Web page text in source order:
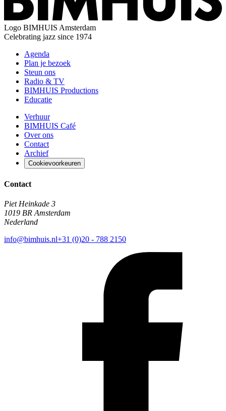
Logo BIMHUIS Amsterdam
Celebrating jazz since 1974
Agenda
Plan je bezoek
Steun ons
Radio & TV
BIMHUIS Productions
Educatie
Verhuur
BIMHUIS Café
Over ons
Contact
Archief
Cookievoorkeuren
Contact
Piet Heinkade 3
1019 BR Amsterdam
Nederland
info@bimhuis.nl+31 (0)20 - 788 2150